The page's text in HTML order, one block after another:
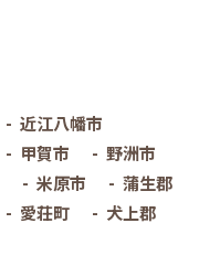
近江八幡市
甲賀市
野洲市
米原市
蒲生郡
愛荘町
犬上郡